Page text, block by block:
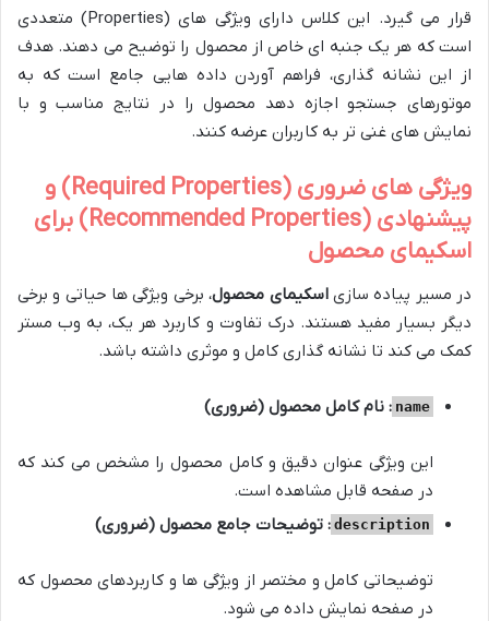
قرار می گیرد. این کلاس دارای ویژگی های (Properties) متعددی
است که هر یک جنبه ای خاص از محصول را توضیح می دهند. هدف
از این نشانه گذاری، فراهم آوردن داده هایی جامع است که به
موتورهای جستجو اجازه دهد محصول را در نتایج مناسب و با
نمایش های غنی تر به کاربران عرضه کنند.
ویژگی های ضروری (Required Properties) و
پیشنهادی (Recommended Properties) برای
اسکیمای محصول
در مسیر پیاده سازیاسکیمای محصول، برخی ویژگی ها حیاتی و برخی
دیگر بسیار مفید هستند. درک تفاوت و کاربرد هر یک، به وب مستر
کمک می کند تا نشانه گذاری کامل و موثری داشته باشد.
name : نام کامل محصول (ضروری)
این ویژگی عنوان دقیق و کامل محصول را مشخص می کند که
در صفحه قابل مشاهده است.
description : توضیحات جامع محصول (ضروری)
توضیحاتی کامل و مختصر از ویژگی ها و کاربردهای محصول که
در صفحه نمایش داده می شود.